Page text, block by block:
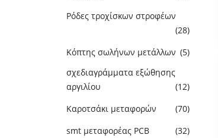
Ρόδες τροχίσκων στροφέων
(28)
Κόπτης σωλήνων μετάλλων (5)
σχεδιαγράμματα εξώθησης
αργιλίου
(12)
Καροτσάκι μεταφορών
(70)
smt μεταφορέας PCB
(32)